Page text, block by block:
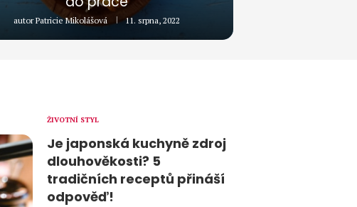
autorPatricie Mikolášová 11. srpna, 2022
ŽIVOTNÍ STYL
Je japonská kuchyně zdroj
dlouhověkosti? 5
tradičních receptů přináší
odpověď!